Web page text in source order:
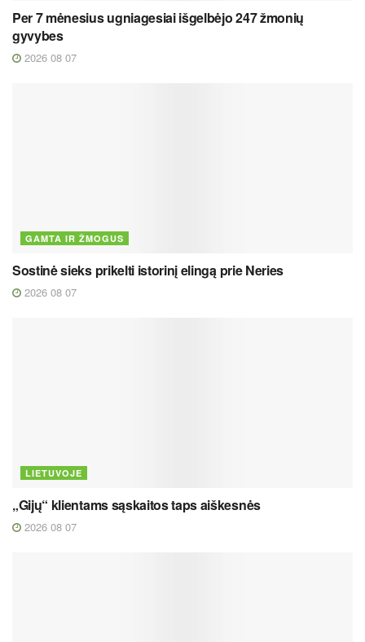
Per 7 mėnesius ugniagesiai išgelbėjo 247 žmonių
gyvybes
2026 08 07
GAMTA IR ŽMOGUS
Sostinė sieks prikelti istorinį elingą prie Neries
2026 08 07
LIETUVOJE
„Gijų“ klientams sąskaitos taps aiškesnės
2026 08 07